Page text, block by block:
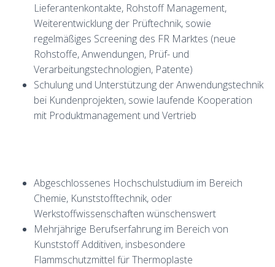
Lieferantenkontakte, Rohstoff Management,
Weiterentwicklung der Prüftechnik, sowie
regelmäßiges Screening des FR Marktes (neue
Rohstoffe, Anwendungen, Prüf- und
Verarbeitungstechnologien, Patente)
Schulung und Unterstützung der Anwendungstechnik
bei Kundenprojekten, sowie laufende Kooperation
mit Produktmanagement und Vertrieb
Abgeschlossenes Hochschulstudium im Bereich
Chemie, Kunststofftechnik, oder
Werkstoffwissenschaften wünschenswert
Mehrjährige Berufserfahrung im Bereich von
Kunststoff Additiven, insbesondere
Flammschutzmittel für Thermoplaste